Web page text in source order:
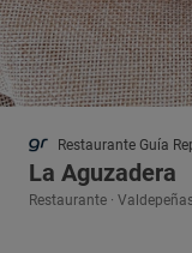
Restaurante Guía
La Aguzadera
Restaurante ·